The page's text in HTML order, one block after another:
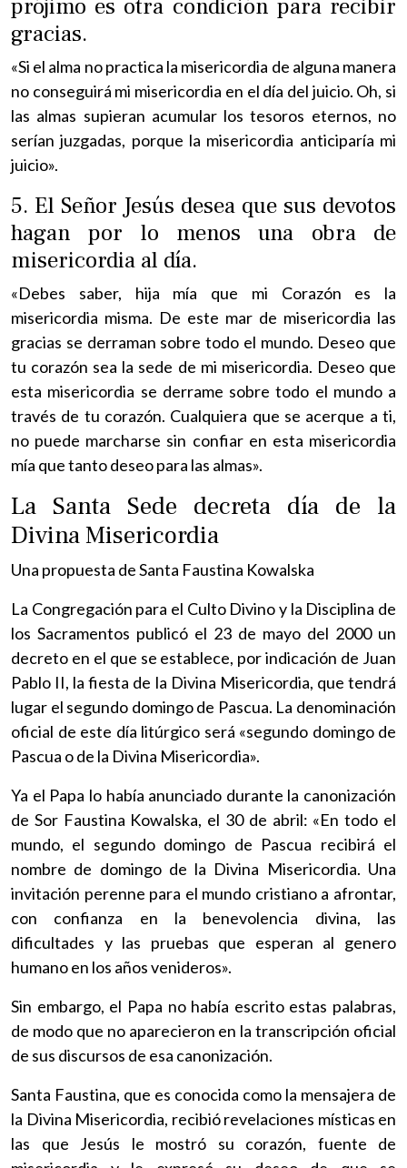
prójimo es otra condición para recibir
gracias.
«Si el alma no practica la misericordia de alguna manera
no conseguirá mi misericordia en el día del juicio. Oh, si
las almas supieran acumular los tesoros eternos, no
serían juzgadas, porque la misericordia anticiparía mi
juicio».
5. El Señor Jesús desea que sus devotos
hagan por lo menos una obra de
misericordia al día.
«Debes saber, hija mía que mi Corazón es la
misericordia misma. De este mar de misericordia las
gracias se derraman sobre todo el mundo. Deseo que
tu corazón sea la sede de mi misericordia. Deseo que
esta misericordia se derrame sobre todo el mundo a
través de tu corazón. Cualquiera que se acerque a ti,
no puede marcharse sin confiar en esta misericordia
mía que tanto deseo para las almas».
La Santa Sede decreta día de la
Divina Misericordia
Una propuesta de Santa Faustina Kowalska
La Congregación para el Culto Divino y la Disciplina de
los Sacramentos publicó el 23 de mayo del 2000 un
decreto en el que se establece, por indicación de Juan
Pablo II, la fiesta de la Divina Misericordia, que tendrá
lugar el segundo domingo de Pascua. La denominación
oficial de este día litúrgico será «segundo domingo de
Pascua o de la Divina Misericordia».
Ya el Papa lo había anunciado durante la canonización
de Sor Faustina Kowalska, el 30 de abril: «En todo el
mundo, el segundo domingo de Pascua recibirá el
nombre de domingo de la Divina Misericordia. Una
invitación perenne para el mundo cristiano a afrontar,
con confianza en la benevolencia divina, las
dificultades y las pruebas que esperan al genero
humano en los años venideros».
Sin embargo, el Papa no había escrito estas palabras,
de modo que no aparecieron en la transcripción oficial
de sus discursos de esa canonización.
Santa Faustina, que es conocida como la mensajera de
la Divina Misericordia, recibió revelaciones místicas en
las que Jesús le mostró su corazón, fuente de